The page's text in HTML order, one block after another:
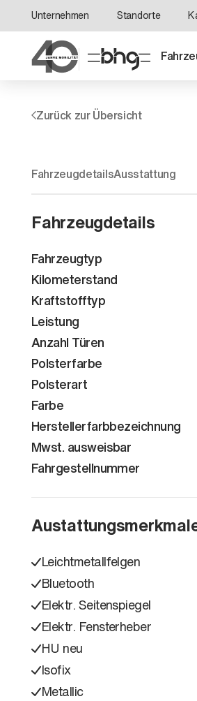
Unternehmen Standorte
Zurück zur Übersicht
FahrzeugdetailsAusstattung
Fahrzeugdetails
Fahrzeugtyp
Kilometerstand
Kraftstofftyp
Leistung
Anzahl Türen
Polsterfarbe
Polsterart
Farbe
Herstellerfarbbezeichnung
Mwst. ausweisbar
Fahrgestellnummer
Leichtmetallfelgen
Bluetooth
Elektr. Seitenspiegel
Elektr. Fensterheber
HU neu
Isofix
Metallic